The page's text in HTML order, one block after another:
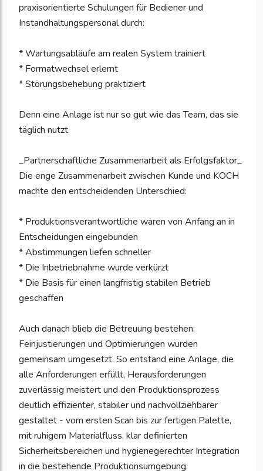
praxisorientierte Schulungen für Bediener und
Instandhaltungspersonal durch:
* Wartungsabläufe am realen System trainiert
* Formatwechsel erlernt
* Störungsbehebung praktiziert
Denn eine Anlage ist nur so gut wie das Team, das sie
täglich nutzt.
_Partnerschaftliche Zusammenarbeit als Erfolgsfaktor_
Die enge Zusammenarbeit zwischen Kunde und KOCH
machte den entscheidenden Unterschied:
* Produktionsverantwortliche waren von Anfang an in
Entscheidungen eingebunden
* Abstimmungen liefen schneller
* Die Inbetriebnahme wurde verkürzt
* Die Basis für einen langfristig stabilen Betrieb
geschaffen
Auch danach blieb die Betreuung bestehen:
Feinjustierungen und Optimierungen wurden
gemeinsam umgesetzt. So entstand eine Anlage, die
alle Anforderungen erfüllt, Herausforderungen
zuverlässig meistert und den Produktionsprozess
deutlich effizienter, stabiler und nachvollziehbarer
gestaltet - vom ersten Scan bis zur fertigen Palette,
mit ruhigem Materialfluss, klar definierten
Sicherheitsbereichen und hygienegerechter Integration
in die bestehende Produktionsumgebung.